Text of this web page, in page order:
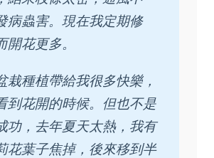
病蟲害。現在我定期修
開花更多。
栽種植帶給我很多快樂，
到花開的時候。但也不是
功，去年夏天太熱，我有
花葉子焦掉，後來移到半